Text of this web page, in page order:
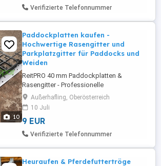
Anwendungen Die NEOGRID 40 mm
Lösung zur dauerhaften
Flächenbefestigung ...
Verifizierte Telefonnummer
10
Paddockplatten kaufen -
Hochwertige Rasengitter und
Parkplatzgitter für Paddocks und
Weiden
ReitPRO 40 mm Paddockplatten &
Rasengitter - Professionelle
Bodenbefestigung für Paddocks,
Reitplätze und Schwerlastflächen Stabile
und langlebige Bodenlösung für höchste
Belastungen. Die ReitPRO 40 mm
Paddockplatten von MegaSpar sind die
Bodenbefestigung auf ...
Außerhafling, Oberösterreich
10 Juli
9 EUR
Verifizierte Telefonnummer
Heuraufen & Pferdefuttertröge